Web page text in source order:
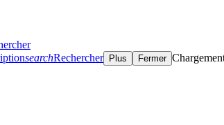
searchRechercher Plus Fermer